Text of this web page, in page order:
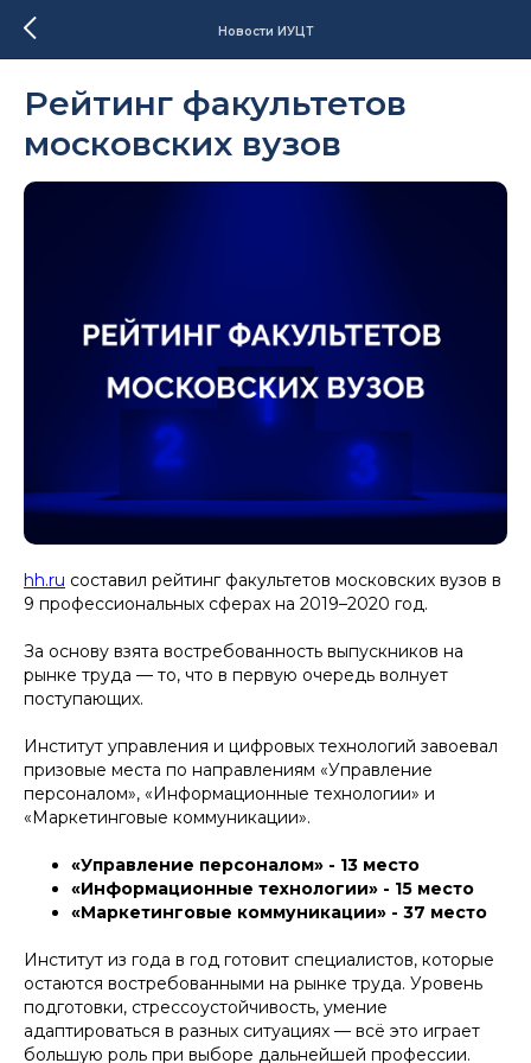
Новости ИУЦТ
Рейтинг факультетов
московских вузов
hh.ru составил рейтинг факультетов московских вузов в
9 профессиональных сферах на 2019–2020 год.
За основу взята востребованность выпускников на
рынке труда — то, что в первую очередь волнует
поступающих.
Институт управления и цифровых технологий завоевал
призовые места по направлениям «Управление
персоналом», «Информационные технологии» и
«Маркетинговые коммуникации».
«Управление персоналом» - 13 место
«Информационные технологии» - 15 место
«Маркетинговые коммуникации» - 37 место
Институт из года в год готовит специалистов, которые
остаются востребованными на рынке труда. Уровень
подготовки, стрессоустойчивость, умение
адаптироваться в разных ситуациях — всё это играет
большую роль при выборе дальнейшей профессии.